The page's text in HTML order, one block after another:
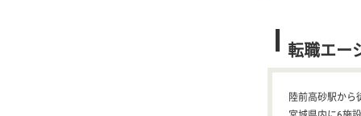
転職エー
陸前高砂駅から